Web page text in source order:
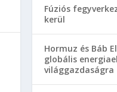
Fúziós
kerül
Hormuz és Báb
globális
világgazdaságra